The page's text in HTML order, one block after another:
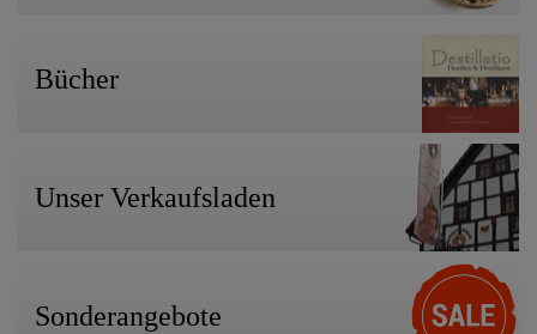
Bücher
Unser Verkaufsladen
Sonderangebote